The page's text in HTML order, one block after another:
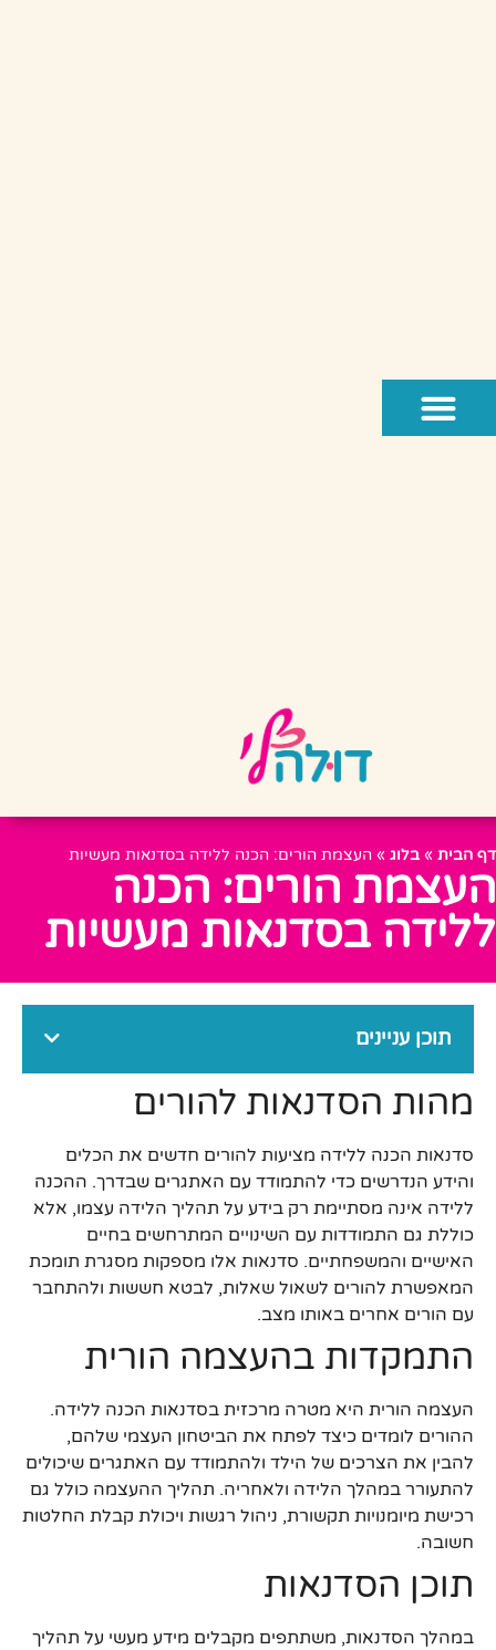
דף הבית » בלוג » העצמת הורים: הכנה ללידה בסדנאות מעשיות
העצמת הורים: הכנה
ללידה בסדנאות מעשיות
תוכן עניינים
מהות הסדנאות להורים
סדנאות הכנה ללידה מציעות להורים חדשים את הכלים
והידע הנדרשים כדי להתמודד עם האתגרים שבדרך. ההכנה
ללידה אינה מסתיימת רק בידע על תהליך הלידה עצמו, אלא
כוללת גם התמודדות עם השינויים המתרחשים בחיים
האישיים והמשפחתיים. סדנאות אלו מספקות מסגרת תומכת
המאפשרת להורים לשאול שאלות, לבטא חששות ולהתחבר
עם הורים אחרים באותו מצב.
התמקדות בהעצמה הורית
העצמה הורית היא מטרה מרכזית בסדנאות הכנה ללידה.
ההורים לומדים כיצד לפתח את הביטחון העצמי שלהם,
להבין את הצרכים של הילד ולהתמודד עם האתגרים שיכולים
להתעורר במהלך הלידה ולאחריה. תהליך ההעצמה כולל גם
רכישת מיומנויות תקשורת, ניהול רגשות ויכולת קבלת החלטות
חשובה.
תוכן הסדנאות
במהלך הסדנאות, משתתפים מקבלים מידע מעשי על תהליך